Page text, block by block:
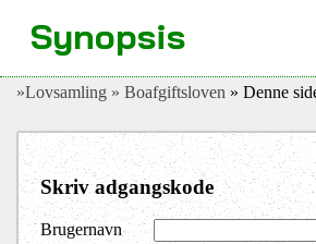
»Lovsamling » Boafgiftsloven » Denne
Skriv adgangskode
Brugernavn
Synopsis